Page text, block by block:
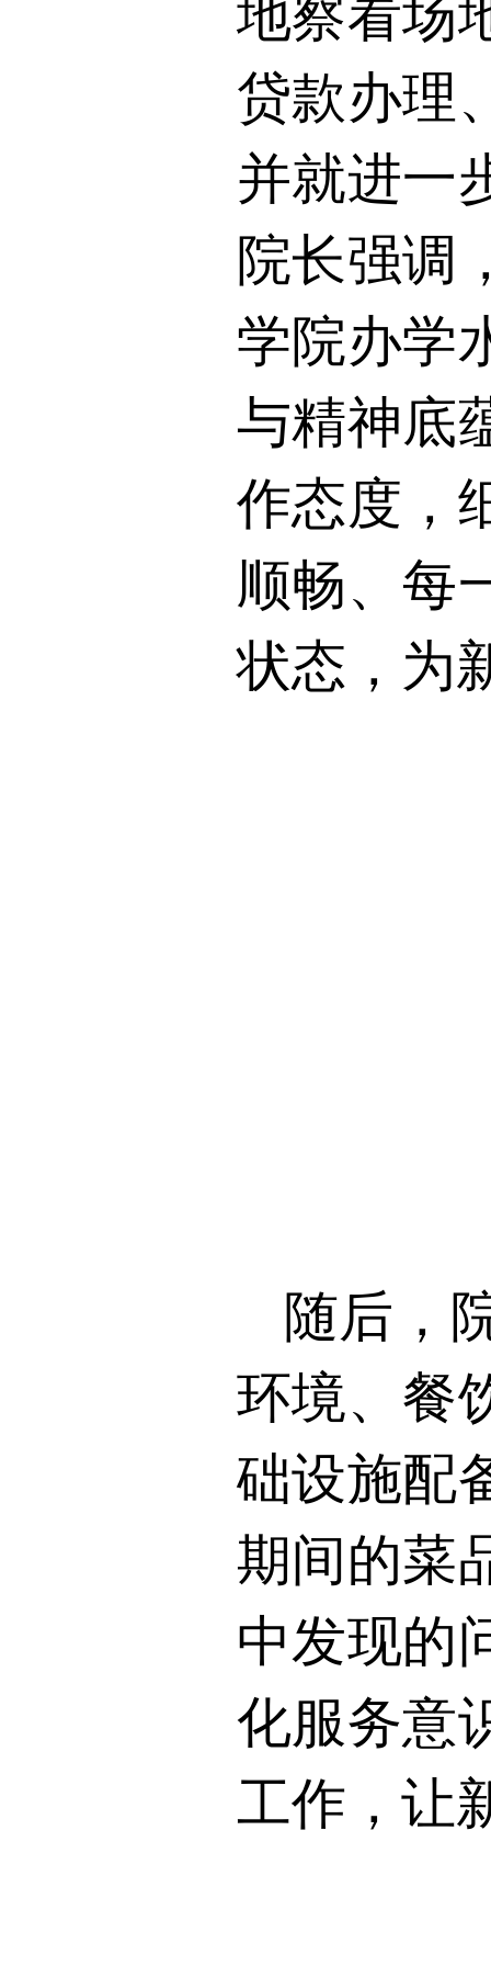
地察看场
贷款办理
并就进一
院长强调
学院办学
与精神底
作态度，
顺畅、每
状态，为
随后，
环境、餐
础设施配
期间的菜
中发现的
化服务意
工作，让